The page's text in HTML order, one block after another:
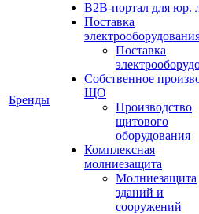
Бренды
B2B-портал для юр.
Поставка
Поставка
Собственное
ЩО
Производство
щитового
оборудования
Комплексная
молниезащита
Молниезащита
зданий и
сооружений